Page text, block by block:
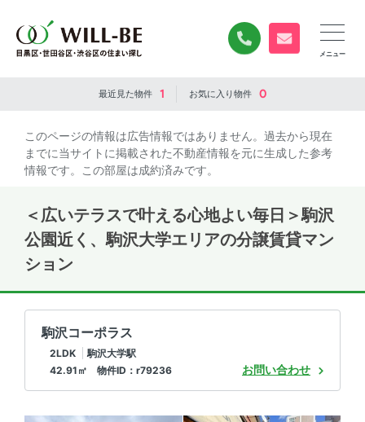
0120-840-834
無料お問い合
最近見た物件 1 お気に入り物件 0
このページの情報は広告情報ではありません。過去から現在
までに当サイトに掲載された不動産情報を元に生成した参考
情報です。この部屋は成約済みです。
＜広いテラスで叶える心地よい毎日＞駒沢
公園近く、駒沢大学エリアの分譲賃貸マン
ション
駒沢コーポラス
2LDK
駒沢大学駅
42.91㎡ 物件ID：r79236
お問い合わせ